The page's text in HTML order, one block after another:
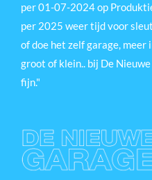
per 01-07-2024 op
per 2025 weer tijd voor
of doe het zelf garage, meer
groot of klein.. bij De
fijn."